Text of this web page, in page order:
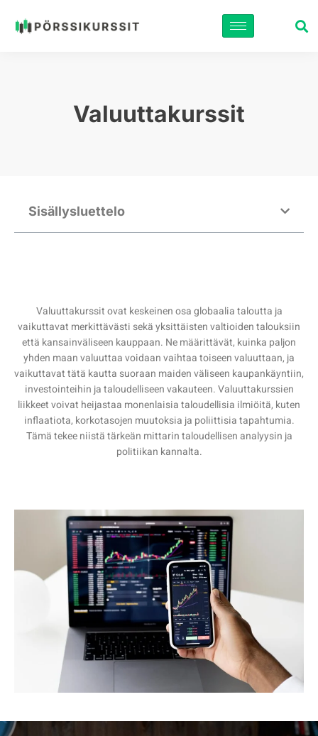
Siirry
Valuuttakurssit
Sisällysluettelo
Valuuttakurssit ovat keskeinen osa globaalia taloutta ja
vaikuttavat merkittävästi sekä yksittäisten valtioiden talouksiin
että kansainväliseen kauppaan. Ne määrittävät, kuinka paljon
yhden maan valuuttaa voidaan vaihtaa toiseen valuuttaan, ja
vaikuttavat tätä kautta suoraan maiden väliseen kaupankäyntiin,
investointeihin ja taloudelliseen vakauteen. Valuuttakurssien
liikkeet voivat heijastaa monenlaisia taloudellisia ilmiöitä, kuten
inflaatiota, korkotasojen muutoksia ja poliittisia tapahtumia.
Tämä tekee niistä tärkeän mittarin taloudellisen analyysin ja
politiikan kannalta.